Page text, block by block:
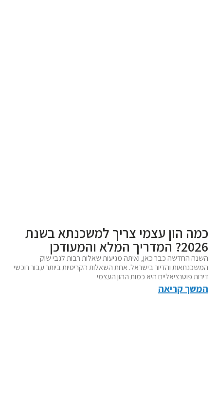
כמה הון עצמי צריך למשכנתא בשנת
2026? המדריך המלא והמעודכן
השנה החדשה כבר כאן, ואיתה מגיעות שאלות רבות לגבי שוק
המשכנתאות והדיור בישראל. אחת השאלות הקריטיות ביותר עבור רוכשי
דירות פוטנציאליים היא כמות ההון העצמי
המשך קריאה